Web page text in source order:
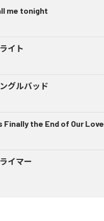
me tonight
イト
グルバッド
Finally the End of Our Love
イマー